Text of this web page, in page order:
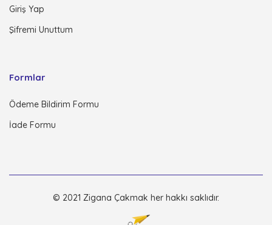
Giriş Yap
Şifremi Unuttum
Formlar
Ödeme Bildirim Formu
İade Formu
© 2021 Zigana Çakmak her hakkı saklıdır.